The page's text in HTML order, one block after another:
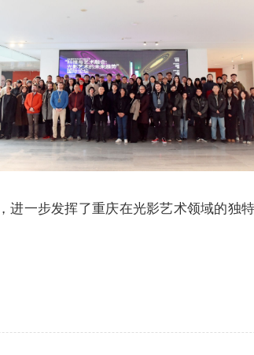
一步发挥了重庆在光影艺术领域的独